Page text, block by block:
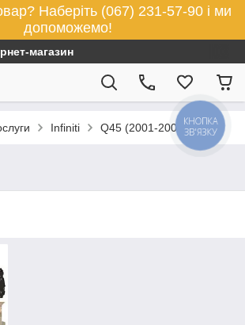
Наберіть (067) 231-57-90 і ми
допоможемо!
магазин
Infiniti Q45 (2001-2006)
КНОПКА
ЗВ'ЯЗКУ